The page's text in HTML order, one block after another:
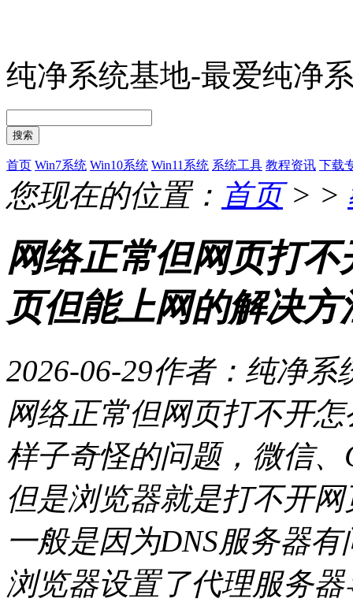
纯净系统基地-最爱纯净
搜索
首页 Win7系统 Win10系统 Win11系统 系统工具 教程资讯 下载
您现在的位置： 首页> >
网络正常但网页打
页但能上网的解决方
2026-06-29作者：纯净系
网络正常但网页打不开
样子奇怪的问题，微信
但是浏览器就是打不开
一般是因为DNS服务器
浏览器设置了代理服务